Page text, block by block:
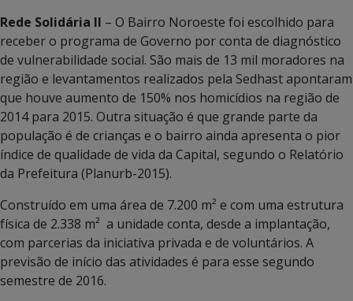
Rede Solidária II – O Bairro Noroeste foi escolhido para
receber o programa de Governo por conta de diagnóstico
de vulnerabilidade social. São mais de 13 mil moradores na
região e levantamentos realizados pela Sedhast apontaram
que houve aumento de 150% nos homicídios na região de
2014 para 2015. Outra situação é que grande parte da
população é de crianças e o bairro ainda apresenta o pior
índice de qualidade de vida da Capital, segundo o Relatório
da Prefeitura (Planurb-2015).
Construído em uma área de 7.200 m² e com uma estrutura
física de 2.338 m² a unidade conta, desde a implantação,
com parcerias da iniciativa privada e de voluntários. A
previsão de início das atividades é para esse segundo
semestre de 2016.